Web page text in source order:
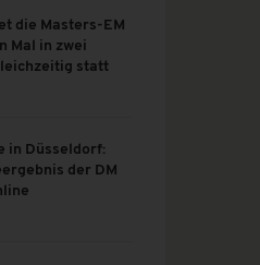
die Masters-EM
Mal in zwei
statt
in Düsseldorf:
der DM